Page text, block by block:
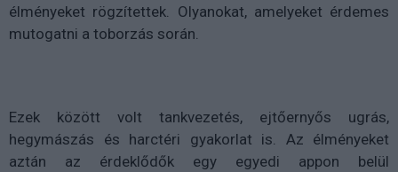
élményeket rögzítettek. Olyanokat, amelyeket érdemes
mutogatni a toborzás során.
Ezek között volt tankvezetés, ejtőernyős ugrás,
hegymászás és harctéri gyakorlat is. Az élményeket
aztán az érdeklődők egy egyedi appon belül